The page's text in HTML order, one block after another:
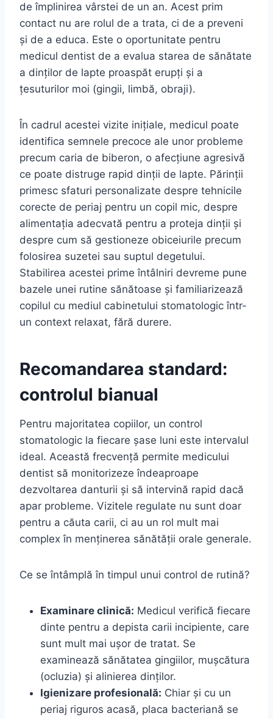
de împlinirea vârstei de un an. Acest prim
contact nu are rolul de a trata, ci de a preveni
și de a educa. Este o oportunitate pentru
medicul dentist de a evalua starea de sănătate
a dinților de lapte proaspăt erupți și a
țesuturilor moi (gingii, limbă, obraji).
În cadrul acestei vizite inițiale, medicul poate
identifica semnele precoce ale unor probleme
precum caria de biberon, o afecțiune agresivă
ce poate distruge rapid dinții de lapte. Părinții
primesc sfaturi personalizate despre tehnicile
corecte de periaj pentru un copil mic, despre
alimentația adecvată pentru a proteja dinții și
despre cum să gestioneze obiceiurile precum
folosirea suzetei sau suptul degetului.
Stabilirea acestei prime întâlniri devreme pune
bazele unei rutine sănătoase și familiarizează
copilul cu mediul cabinetului stomatologic într-
un context relaxat, fără durere.
Recomandarea standard:
controlul bianual
Pentru majoritatea copiilor, un control
stomatologic la fiecare șase luni este intervalul
ideal. Această frecvență permite medicului
dentist să monitorizeze îndeaproape
dezvoltarea danturii și să intervină rapid dacă
apar probleme. Vizitele regulate nu sunt doar
pentru a căuta carii, ci au un rol mult mai
complex în menținerea sănătății orale generale.
Ce se întâmplă în timpul unui control de rutină?
Examinare clinică: Medicul verifică fiecare
dinte pentru a depista carii incipiente, care
sunt mult mai ușor de tratat. Se
examinează sănătatea gingiilor, mușcătura
(ocluzia) și alinierea dinților.
Igienizare profesională: Chiar și cu un
periaj riguros acasă, placa bacteriană se